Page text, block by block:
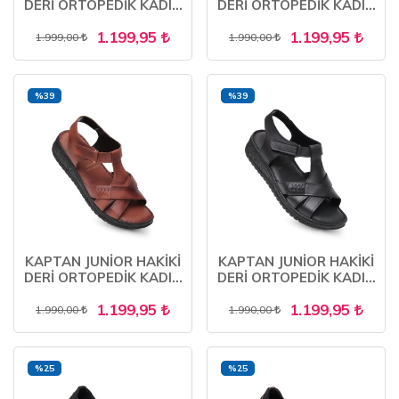
DERİ ORTOPEDİK KADIN
AYAKKABISI ZCKMK 660
1.999,00 1.199,95
DERİ ORTOPEDİK KADIN
AYAKKABISI ZCKMK 650
1.990,00 1.199,95
KAPTAN JUNİOR HAKİKİ
DERİ ORTOPEDİK KADIN
AYAKKABISI ZCKMK 650
1.990,00 1.199,95
%39
KAPTAN JUNİOR HAKİKİ
DERİ ORTOPEDİK KADIN
AYAKKABISI ZCKMK 650
1.990,00 1.199,95
%39
%25 %25